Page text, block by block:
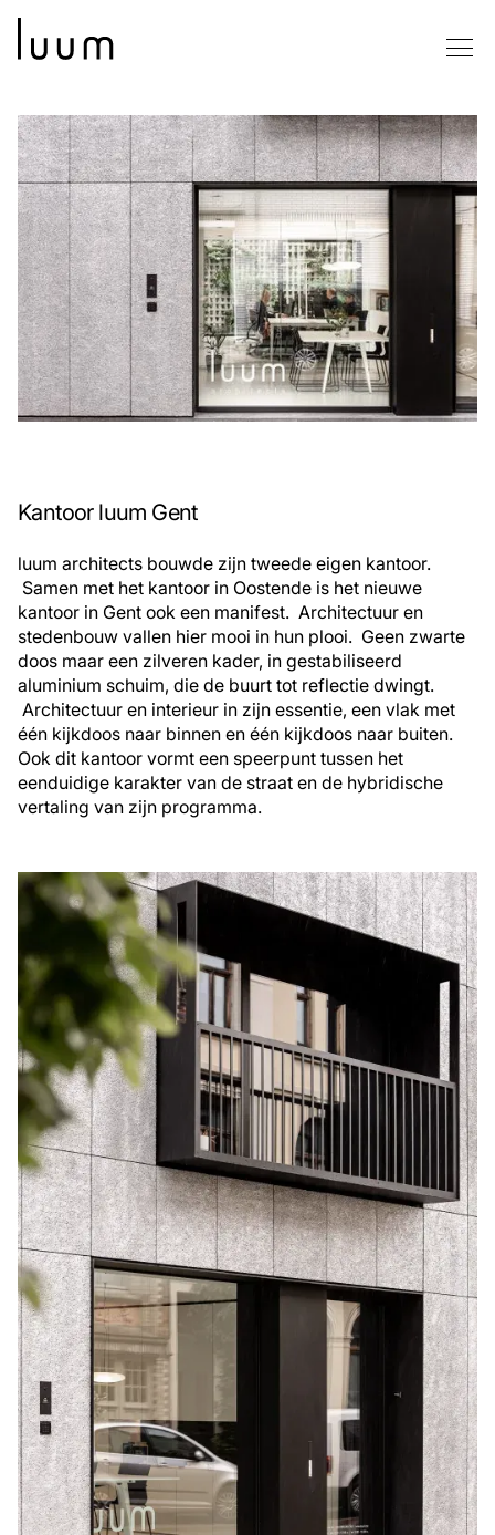
Kantoor luum Gent
luum architects bouwde zijn tweede eigen kantoor.
Samen met het kantoor in Oostende is het nieuwe
kantoor in Gent ook een manifest. Architectuur en
stedenbouw vallen hier mooi in hun plooi. Geen zwarte
doos maar een zilveren kader, in gestabiliseerd
aluminium schuim, die de buurt tot reflectie dwingt.
Architectuur en interieur in zijn essentie, een vlak met
één kijkdoos naar binnen en één kijkdoos naar buiten.
Ook dit kantoor vormt een speerpunt tussen het
eenduidige karakter van de straat en de hybridische
vertaling van zijn programma.